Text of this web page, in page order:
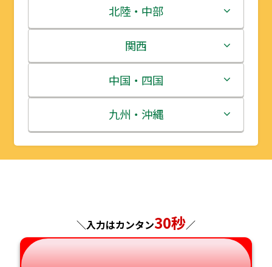
青森県
岩手県
宮城県
秋田県
山形県
茨城県
栃木県
群馬県
埼玉県
千葉県
北陸・中部
新潟県
富山県
石川県
福井県
関西
三重県
滋賀県
京都府
奈良県
中国・四国
鳥取県
島根県
山口県
九州・沖縄
福岡県
熊本県
＼入力はカンタン30秒／